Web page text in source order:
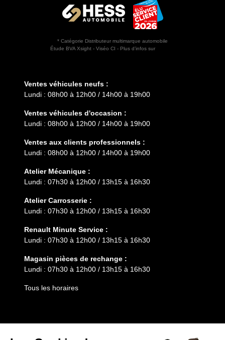
* Catégorie Distributeur multimarque automobile
Étude BVA Xsight - Viséo CI - Plus d’infos sur
Ventes véhicules neufs :
Lundi : 08h00 à 12h00 / 14h00 à 19h00
Ventes véhicules d'occasion :
Lundi : 08h00 à 12h00 / 14h00 à 19h00
Ventes aux clients professionnels :
Lundi : 08h00 à 12h00 / 14h00 à 19h00
Atelier Mécanique :
Lundi : 07h30 à 12h00 / 13h15 à 16h30
Atelier Carrosserie :
Lundi : 07h30 à 12h00 / 13h15 à 16h30
Renault Minute Service :
Lundi : 07h30 à 12h00 / 13h15 à 16h30
Magasin pièces de rechange :
Lundi : 07h30 à 12h00 / 13h15 à 16h30
Tous les horaires